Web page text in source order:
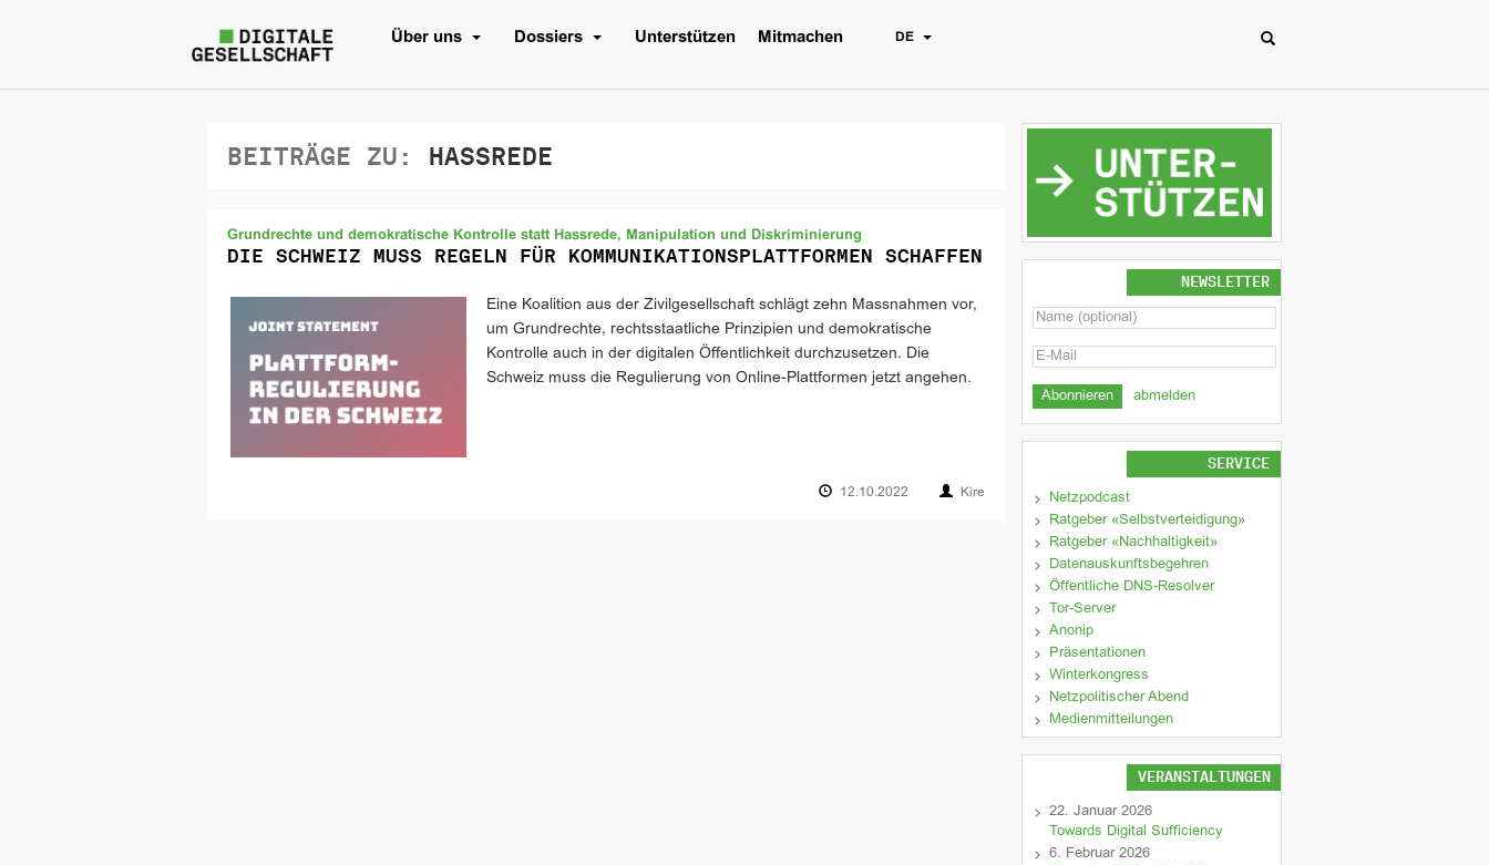
Über uns Dossiers Unterstützen Mitmachen DE
BEITRÄGE ZU: HASSREDE
Grundrechte und demokratische Kontrolle statt Hassrede, Manipulation und Diskriminierung
DIE SCHWEIZ MUSS REGELN FÜR KOMMUNIKATIONSPLATTFORMEN SCHAFFEN
Eine Koalition aus der Zivilgesellschaft schlägt zehn Massnahmen vor,
um Grundrechte, rechtsstaatliche Prinzipien und demokratische
Kontrolle auch in der digitalen Öffentlichkeit durchzusetzen. Die
Schweiz muss die Regulierung von Online-Plattformen jetzt angehen.
12.10.2022 Kire
NEWSLETTER
abmelden
SERVICE
Netzpodcast
Ratgeber «Selbstverteidigung»
Ratgeber «Nachhaltigkeit»
Datenauskunftsbegehren
Öffentliche DNS-Resolver
Tor-Server
Anonip
Präsentationen
Winterkongress
Netzpolitischer Abend
Medienmitteilungen
VERANSTALTUNGEN
22. Januar 2026
Towards Digital Sufficiency
6. Februar 2026